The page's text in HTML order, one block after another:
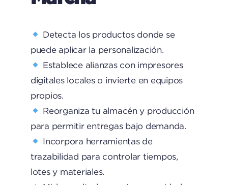
Detecta los productos donde se
puede aplicar la personalización.
Establece alianzas con impresores
digitales locales o invierte en equipos
propios.
Reorganiza tu almacén y producción
para permitir entregas bajo demanda.
Incorpora herramientas de
trazabilidad para controlar tiempos,
lotes y materiales.